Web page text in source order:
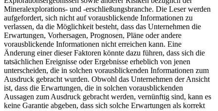
Mineralexplorations- und -erschließungsbranche. Die Leser werden
aufgefordert, sich nicht auf vorausblickende Informationen zu
verlassen, da die Möglichkeit besteht, dass das Unternehmen die
Erwartungen, Vorhersagen, Prognosen, Pläne oder andere
vorausblickende Informationen nicht erreichen kann. Eine
Änderung einer dieser Faktoren könnte dazu führen, dass sich die
tatsächlichen Ereignisse oder Ergebnisse erheblich von jenen
unterscheiden, die in solchen vorausblickenden Informationen zum
Ausdruck gebracht wurden. Obwohl das Unternehmen der Ansicht
ist, dass die Erwartungen, die in solchen vorausblickenden
Aussagen zum Ausdruck gebracht werden, vernünftig sind, kann es
keine Garantie abgeben, dass sich solche Erwartungen als korrekt